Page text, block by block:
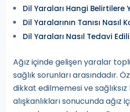
Dil Yaraları Hangi Belirtilere
Dil Yaralarının Tanısı Nasıl
Dil Yaraları Nasıl Tedavi
Ağız içinde gelişen yaralar
sağlık sorunları arasındadır.
dikkat edilmemesi ve
alışkanlıkları sonucunda ağız